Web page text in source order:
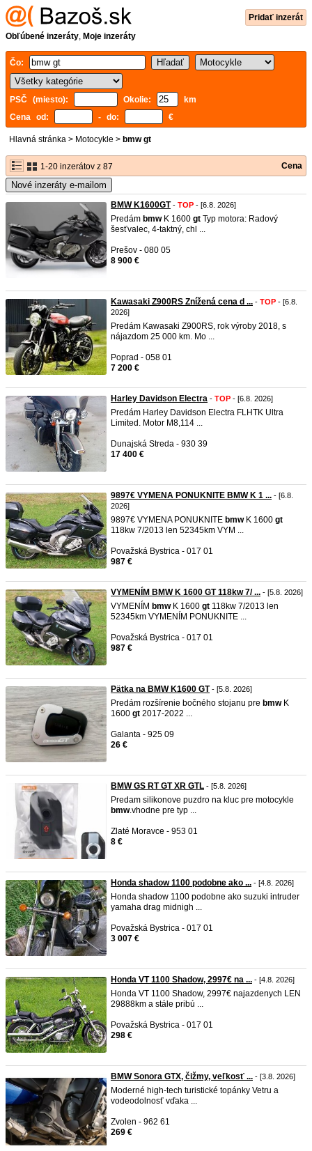
Pridať inzerát
Obľúbené inzeráty, Moje inzeráty
Čo:
PSČ (miesto): Okolie:
km
Cena od:
- do: €
Hlavná stránka > Motocykle > bmw gt
1-20 inzerátov z 87 Cena
Nové inzeráty e-mailom
BMW K1600GT- TOP - [6.8. 2026]
Predám bmwK 1600 gt Typ motora: Radový
šesťvalec, 4-taktný, chl ...
Prešov - 080 05
8 900 €
Kawasaki Z900RS Znížená cena d ... - TOP - [6.8.
2026]
Predám Kawasaki Z900RS, rok výroby 2018, s
nájazdom 25 000 km. Mo ...
Poprad - 058 01
7 200 €
Harley Davidson Electra - TOP - [6.8. 2026]
Predám Harley Davidson Electra FLHTK Ultra
Limited. Motor M8,114 ...
Dunajská Streda - 930 39
17 400 €
9897€ VYMENA PONUKNITE BMW K 1 ... - [6.8.
2026]
9897€ VYMENA PONUKNITE bmwK 1600 gt
118kw 7/2013 len 52345km VYM ...
Považská Bystrica - 017 01
987 €
VYMENÍM BMW K 1600 GT 118kw 7/ ... - [5.8. 2026]
VYMENÍM bmwK 1600 gt 118kw 7/2013 len
52345km VYMENÍM PONUKNITE ...
Považská Bystrica - 017 01
987 €
Pätka na BMW K1600 GT- [5.8. 2026]
Predám rozšírenie bočného stojanu pre bmwK
1600 gt 2017-2022 ...
Galanta - 925 09
26 €
BMW GS RT GT XR GTL - [5.8. 2026]
Predam silikonove puzdro na kluc pre motocykle
bmw.vhodne pre typ ...
Zlaté Moravce - 953 01
8 €
Honda shadow 1100 podobne ako ... - [4.8. 2026]
Honda shadow 1100 podobne ako suzuki intruder
yamaha drag midnigh ...
Považská Bystrica - 017 01
3 007 €
Honda VT 1100 Shadow, 2997€ na ... - [4.8. 2026]
Honda VT 1100 Shadow, 2997€ najazdenych LEN
29888km a stále pribú ...
Považská Bystrica - 017 01
298 €
BMW Sonora GTX, čižmy, veľkosť ... - [3.8. 2026]
Moderné high-tech turistické topánky Vetru a
vodeodolnosť vďaka ...
Zvolen - 962 61
269 €